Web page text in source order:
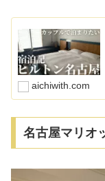
aichiwith.com
名古屋マリオ